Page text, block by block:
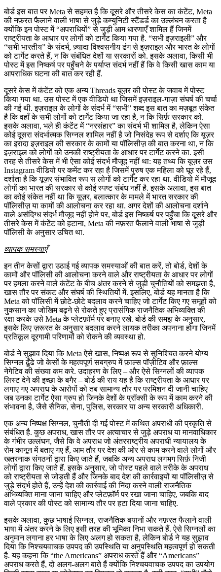
बोर्ड इस बात पर Meta से सहमत है कि दूसरे और तीसरे केस का कंटेंट, Meta
की नफ़रत फैलाने वाली भाषा से जुड़े कम्युनिटी स्टैंडर्ड का उल्लंघन करता है
क्योंकि इन पोस्ट में “अपराधियों” से जुड़ी आम धारणाएँ शामिल हैं जिनमें
राष्ट्रीयता के आधार पर लोगों को टार्गेट किया गया है. “सभी इज़राइली” और
“सभी भारतीय” के संदर्भ, ज़्यादा विश्वसनीय ढंग से इज़राइल और भारत के लोगों
को टार्गेट करते हैं, न कि संबंधित देशों या सरकारों को. इसके अलावा, किसी भी
पोस्ट में इस निष्कर्ष पर पहुँचने के पर्याप्त संदर्भ नहीं हैं कि वे किसी खास काम या
आपराधिक घटना की बात कर रही हैं.
दूसरे केस में कंटेंट को एक अन्य Threads यूज़र की पोस्ट के जवाब में पोस्ट
किया गया था. उस पोस्ट में एक वीडियो था जिसमें इज़राइल-गाज़ा संघर्ष की चर्चा
की गई थी. इज़राइल के लोगों के संदर्भ में “सभी” शब्द इस बात का मज़बूत संकेत
है कि वहाँ के सभी लोगों को टार्गेट किया जा रहा है, न कि सिर्फ़ सरकार को.
इसके अलावा, भले ही कंटेंट में “नरसंहार” का संदर्भ भी शामिल है, लेकिन ऐसा
कोई दूसरा संदर्भात्मक सिग्नल शामिल नहीं है जो निसंदेह रूप से दर्शाए कि यूज़र
का इरादा इज़राइल की सरकार के कामों या पॉलिसीज़ की बात करना था, न कि
इज़राइल को लोगों को उनकी राष्ट्रीयता के आधार पर टार्गेट करने का. इसी
तरह से तीसरे केस में भी ऐसा कोई संदर्भ मौजूद नहीं था: यह तथ्य कि यूज़र उस
Instagram वीडियो पर कमेंट कर रहा है जिसमें पुरुष एक महिला को घूर रहे हैं,
दर्शाता है कि यूज़र संभावित रूप स लोगों को टार्गेट कर रहा था. वीडियो में मौजूद
लोगों का भारत की सरकार से कोई स्पष्ट संबंध नहीं है. इसके अलावा, इस बात
का कोई संकेत नहीं था कि यूज़र, बलात्कार के मामले में भारत सरकार की
पॉलिसीज़ या कामों की आलोचना कर रहा था. अगर देशों की आलोचना दर्शाने
वाले असंदिग्ध संदर्भ मौजूद नहीं होने पर, बोर्ड इस निष्कर्ष पर पहुँचा कि दूसरे और
तीसरे केस में कंटेंट को हटाना, Meta की नफ़रत फैलाने वाली भाषा से जुड़ी
पॉलिसी के अनुसार उचित था.
व्यापक समस्याएँ
इन तीन केसों द्वारा उठाई गई व्यापक समस्याओं की बात करें, तो बोर्ड, देशों के
कामों और पॉलिसी की आलोचना करने वाले और राष्ट्रीयता के आधार पर लोगों
पर हमला करने वाले कंटेंट के बीच अंतर करने से जुड़ी चुनौतियों को समझता है,
खास तौर पर संकट और संघर्ष की स्थितियों में. इसलिए, बोर्ड यह मानता है कि
Meta को पॉलिसी में छोटे-छोटे बदलाव करने चाहिए जो टार्गेट किए गए समूहों को
नुकसान का जोखिम बढ़ने से रोकते हुए प्रासंगिक राजनैतिक अभिव्यक्ति की
रक्षा करके उसे Meta के प्लेटफ़ॉर्म पर बनाए रखे. बोर्ड की समझ के अनुसार,
इसके लिए ज़रूरत के अनुसार बदलाव करने लायक तरीका अपनाना होगा जिनमें
प्रतिकूल दूरगामी परिणामों को रोकने की व्यवस्था हो.
बोर्ड ने सुझाव दिया कि Meta ऐसे खास, निष्पक्ष रूप से सुनिश्चित करने योग्य
सिग्नल ढूँढे जो केसों के महत्वपूर्ण सबग्रुप में फ़ाल्स पॉज़ीटिव और फ़ाल्स
नेगेटिव की संख्या कम करे. उदाहरण के लिए – और ऐसे सिग्नलों की व्यापक
लिस्ट देने की इच्छा के बगैर – बोर्ड की राय यह है कि राष्ट्रीयता के आधार पर
लगाए गए अपराध के आरोपों को तब सामान्य तौर पर परमिशन दी जानी चाहिए
जब उनका टार्गेट ऐसा ग्रुप हो जिनके देशों के प्रॉक्सी के रूप में काम करने की
संभावना है, जैसे सैनिक, सेना, पुलिस, सरकार या अन्य सरकारी अधिकारी.
एक अन्य निष्पक्ष सिग्नल, चुनौती दी गई पोस्ट में कथित अपराधी की प्रकृति से
संबंधित है. कुछ अपराध, खास तौर पर अत्याचार से जुड़े अपराध या मानवाधिकार
के गंभीर उल्लंघन, जैसे कि वे अपराध जो अंतरराष्ट्रीय अपराधी न्यायालय के
रोम कानून में बताए गए हैं, आम तौर पर देश की ओर से काम करने वाले लोगों और
खतरनाक संगठनों द्वारा किए जाते हैं, जबकि अन्य अपराध लगभग सिर्फ़ निजी
लोगों द्वारा किए जाते हैं. इसके अनुसार, जो पोस्ट पहले वाले तरीके के अपराध
को राष्ट्रीयता से जोड़ती हैं और जिनके बाद देश की कार्रवाइयों या पॉलिसीज़ से
जुड़े संदर्भ होते हैं, उन्हें देश की कार्रवाई की निंदा करने वाली राजनैतिक
अभिव्यक्ति माना जाना चाहिए और प्लेटफ़ॉर्म पर रखा जाना चाहिए, जबकि बाद
वाले प्रकार की पोस्ट को सामान्य तौर पर हटा दिया जाना चाहिए.
इसके अलावा, कुछ भाषाई सिग्नल, राजनैतिक बयानों और नफ़रत फैलाने वाली
भाषा में अंतर करने के लिए इसी तरह की भूमिका निभा सकते हैं. ऐसे सिग्नलों का
अनुमान लगाना हर भाषा के लिए अलग हो सकता है, लेकिन बोर्ड ने यह सुझाव
दिया कि निश्चयवाचक उपपद की उपस्थिति या अनुपस्थिति महत्वपूर्ण हो सकती
है. यह कहना कि “the Americans” अपराध करते हैं और “Americans”
अपराध करते हैं, दो अलग-अलग बाते हैं क्योंकि निश्चयवाचक उपपद का उपयोग